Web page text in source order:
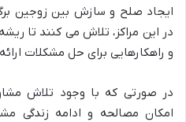
ایجاد صلح و سازش بین زوجین
در این مراکز، تلاش می کنند تا
و راهکارهایی برای حل مشکلات
در صورتی که با وجود تلاش
امکان مصالحه و ادامه زندگی